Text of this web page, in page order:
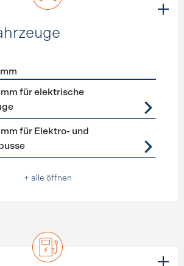
Elektrofahrzeuge
für elektrische
für Elektro- und
+ alle öffnen